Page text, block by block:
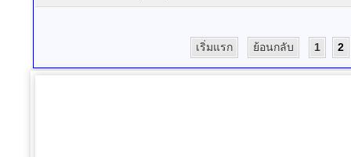
เริ่มแรก ย้อนกลับ 1 2